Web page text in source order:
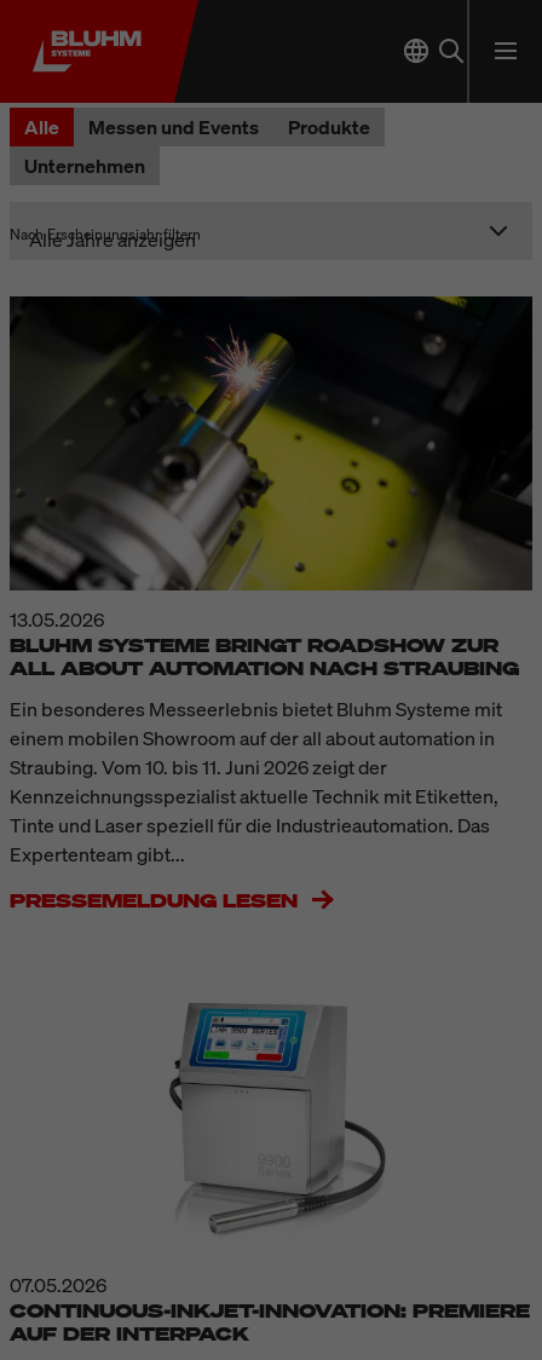
Alle Messen und Events
Produkte
Unternehmen
Nach Erscheinungsjahr filtern
13.05.2026
BLUHM SYSTEME BRINGT ROADSHOW ZUR
ALL ABOUT AUTOMATION NACH STRAUBING
Ein besonderes Messeerlebnis bietet Bluhm Systeme mit
einem mobilen Showroom auf der all about automation in
Straubing. Vom 10. bis 11. Juni 2026 zeigt der
Kennzeichnungsspezialist aktuelle Technik mit Etiketten,
Tinte und Laser speziell für die Industrieautomation. Das
Expertenteam gibt...
PRESSEMELDUNG LESEN
07.05.2026
CONTINUOUS-INKJET-INNOVATION: PREMIERE
AUF DER INTERPACK